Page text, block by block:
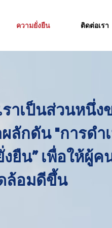
ความยั่งยืน ติดต่อเรา
าเป็นส่วนหนึ่ง
ผลักดัน "การดำ
ยืน” เพื่อให้ผู้ค
ล้อมดีขึ้น